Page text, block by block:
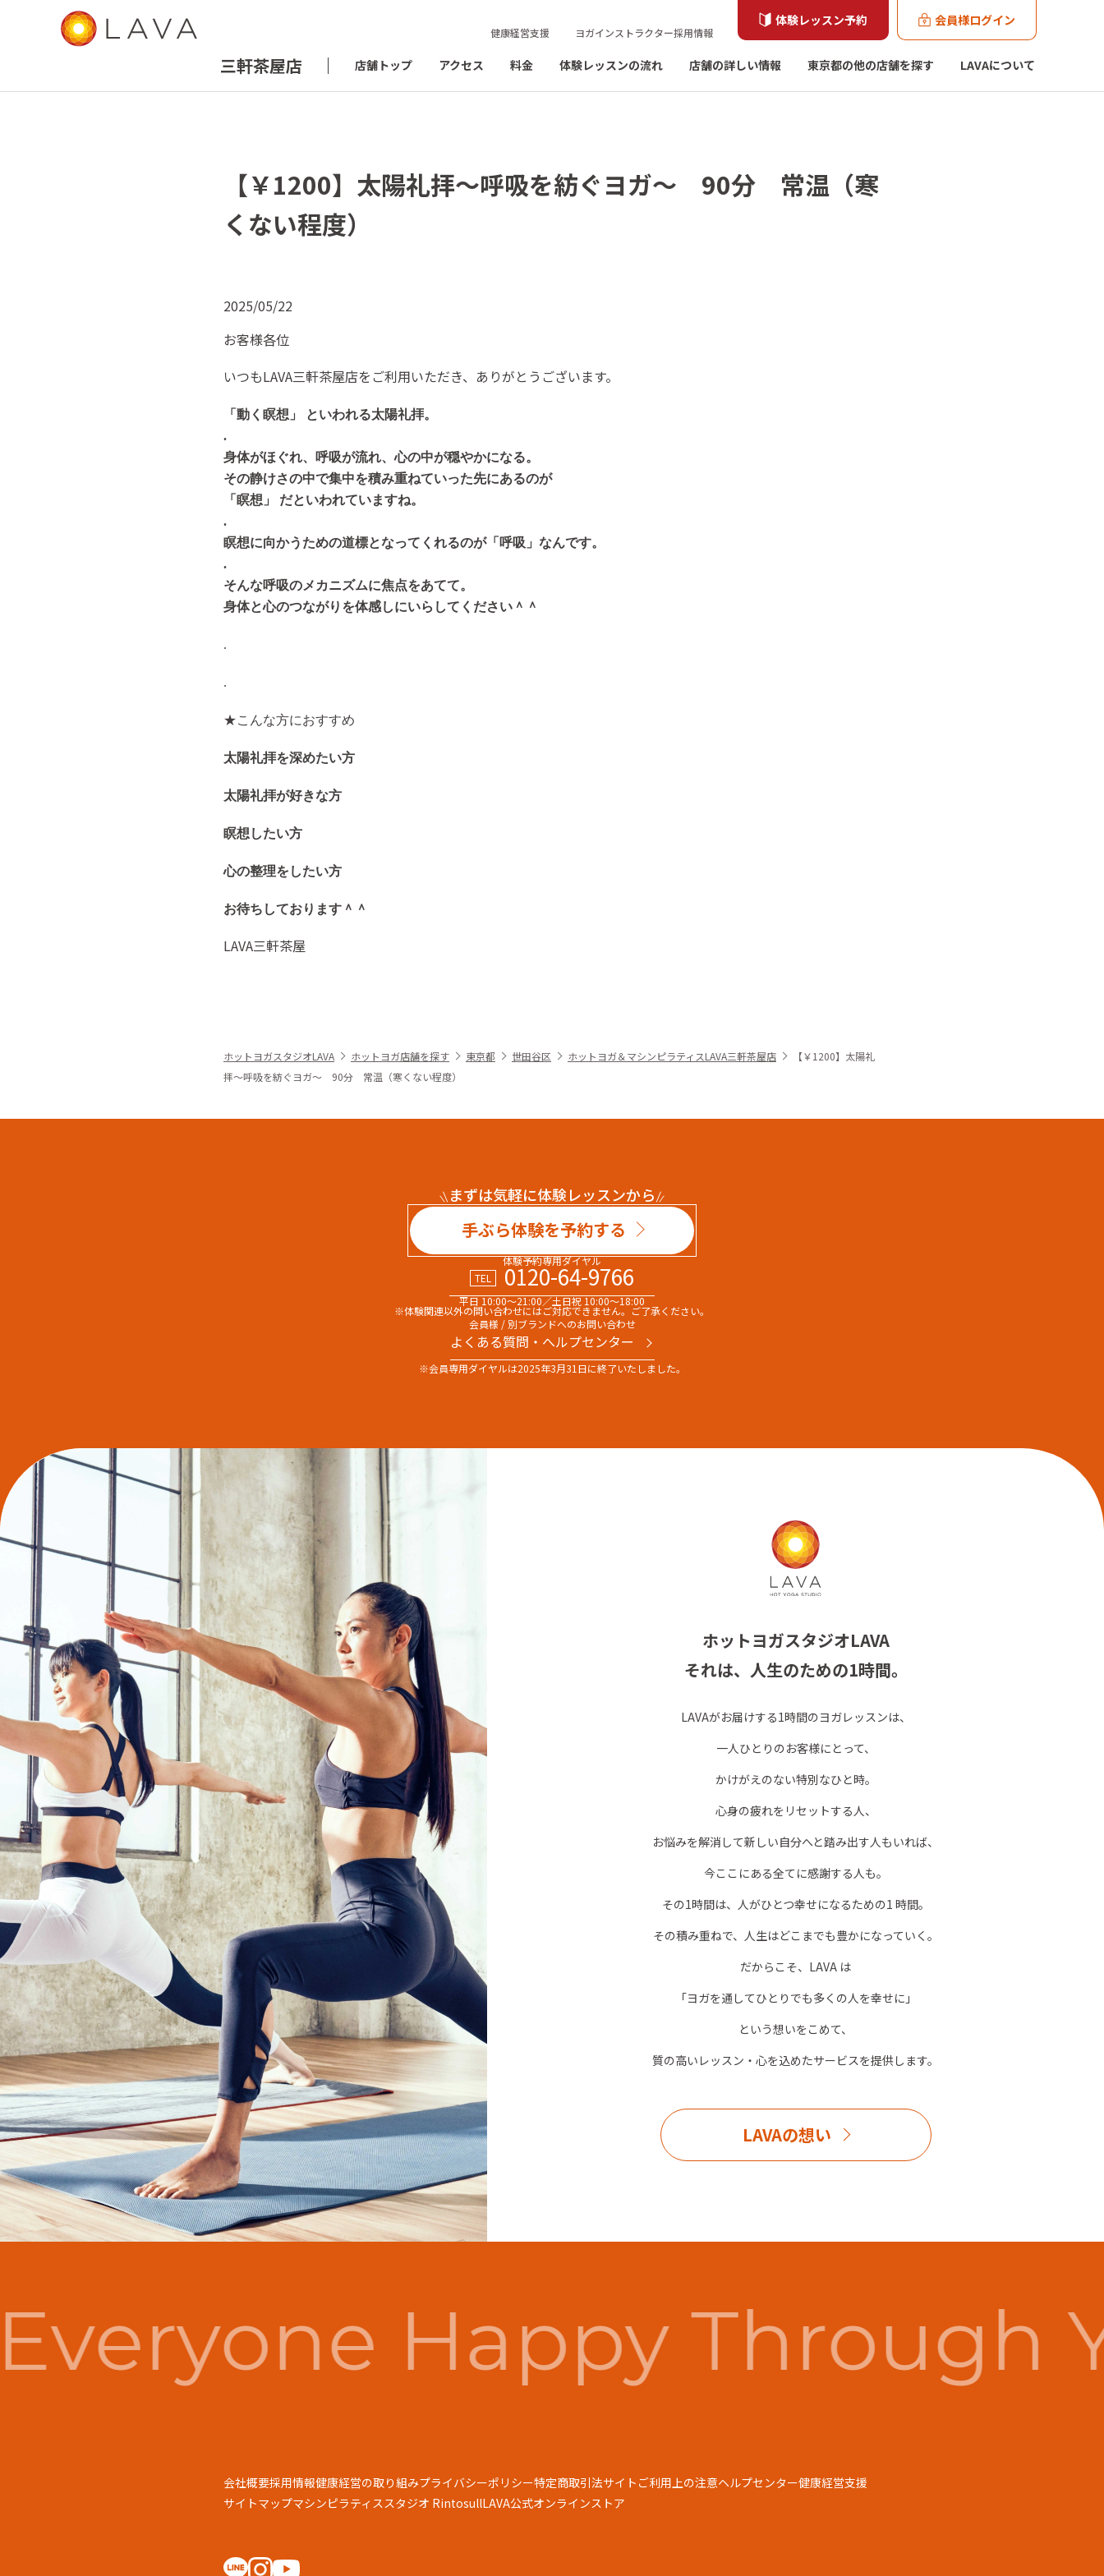
健康経営支援 ヨガインストラクター採用情報
体験レッスン予約 会員様ログイン
三軒茶屋店 店舗トップ アクセス 料金 体験レッスンの流れ 店舗の詳しい情報 東京都の他の店舗を探す LAVAについて
【￥1200】太陽礼拝～呼吸を紡ぐヨガ～ 90分 常温（寒
くない程度）
2025/05/22
お客様各位
いつもLAVA三軒茶屋店をご利用いただき、ありがとうございます。
「動く瞑想」 といわれる太陽礼拝。
.
身体がほぐれ、呼吸が流れ、心の中が穏やかになる。
その静けさの中で集中を積み重ねていった先にあるのが
「瞑想」 だといわれていますね。
.
瞑想に向かうための道標となってくれるのが「呼吸」なんです。
.
そんな呼吸のメカニズムに焦点をあてて。
身体と心のつながりを体感しにいらしてください＾＾
.
.
★こんな方におすすめ
太陽礼拝を深めたい方
太陽礼拝が好きな方
瞑想したい方
心の整理をしたい方
お待ちしております＾＾
LAVA三軒茶屋
ホットヨガスタジオLAVA ホットヨガ店舗を探す 東京都 世田谷区 ホットヨガ＆マシンピラティスLAVA三軒茶屋店
【￥1200】太陽礼
拝～呼吸を紡ぐヨガ～ 90分 常温（寒くない程度）
まずは気軽に体験レッスンから
手ぶら体験を予約する
体験予約専用ダイヤル
TEL
0120-64-9766
平日 10:00～21:00／土日祝 10:00～18:00
※体験関連以外の問い合わせにはご対応できません。ご了承ください。
会員様 / 別ブランドへのお問い合わせ
よくある質問・へルプセンター
※会員専用ダイヤルは2025年3月31日に終了いたしました。
ホットヨガスタジオLAVA
それは、人生のための1時間。
LAVAがお届けする1時間のヨガレッスンは、
一人ひとりのお客様にとって、
かけがえのない特別なひと時。
心身の疲れをリセットする人、
お悩みを解消して新しい自分へと踏み出す人もいれば、
今ここにある全てに感謝する人も。
その1時間は、人がひとつ幸せになるための1 時間。
その積み重ねで、人生はどこまでも豊かになっていく。
だからこそ、LAVA は
「ヨガを通してひとりでも多くの人を幸せに」
という想いをこめて、
質の高いレッスン・心を込めたサービスを提供します。
LAVAの想い
Happy Through
会社概要採用情報健康経営の取り組みプライバシーポリシー特定商取引法サイトご利用上の注意ヘルプセンター健康経営支援
サイトマップマシンピラティススタジオ RintosullLAVA公式オンラインストア